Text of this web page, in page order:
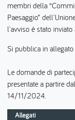
membri della
Paesaggio”
l'avviso è stato
Si pubblica in
Le domande di
presentate a partire
14/11/2024.
Allegati